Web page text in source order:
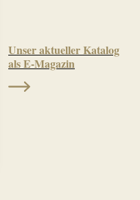
Unser aktueller Katalog
als E-Magazin